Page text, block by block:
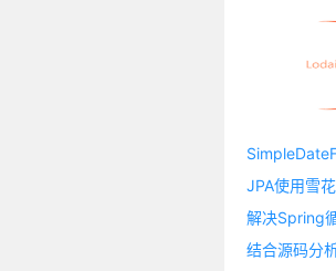
JPA使用雪
解决Spring
结合源码分